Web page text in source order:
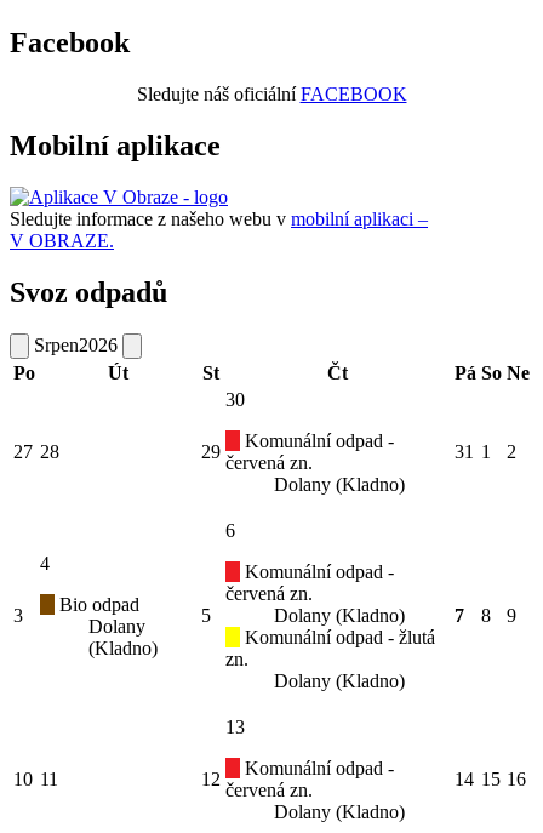
Facebook
Sledujte náš oficiálníFACEBOOK
Mobilní aplikace
Sledujte informace z našeho webu v mobilní aplikaci –
V OBRAZE.
Svoz odpadů
Srpen2026
Po
Út St Čt Pá So Ne
27 28 29
30
Komunální odpad -
červená zn.
Dolany (Kladno)
31 1 2
3
4
Bio odpad
Dolany
(Kladno)
5
6
Komunální odpad -
červená zn.
Dolany (Kladno)
Komunální odpad - žlutá
zn.
Dolany (Kladno)
7 8 9
10 11 12
13
Komunální odpad -
červená zn.
Dolany (Kladno)
14 15 16